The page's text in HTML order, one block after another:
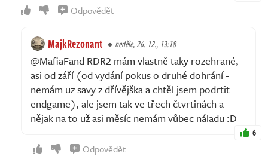
Odpovědět
MajkRezonant neděle, 26. 12., 13:18
@MafiaFand RDR2 mám vlastně taky rozehrané,
asi od září (od vydání pokus o druhé dohrání -
nemám uz savy z dřívějška a chtěl jsem podrtit
endgame), ale jsem tak ve třech čtvrtinách a
nějak na to už asi měsíc nemám vůbec náladu :D
6
Odpovědět